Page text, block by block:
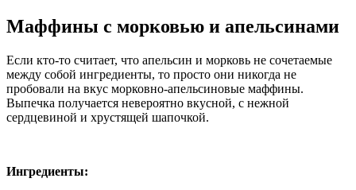
Маффины с морковью и апельсинами
Если кто-то считает, что апельсин и морковь не сочетаемые
между собой ингредиенты, то просто они никогда не
пробовали на вкус морковно-апельсиновые маффины.
Выпечка получается невероятно вкусной, с нежной
сердцевиной и хрустящей шапочкой.
Ингредиенты: